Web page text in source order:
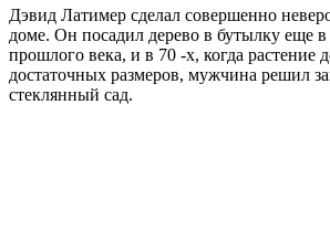
Дэвид Латимер сделал совершенно
доме. Он посадил дерево в бутылку еще в
прошлого века, и в 70 -х, когда растение
достаточных размеров, мужчина решил
стеклянный сад.